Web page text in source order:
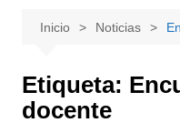
Inicio Noticias
Etiqueta:
docente